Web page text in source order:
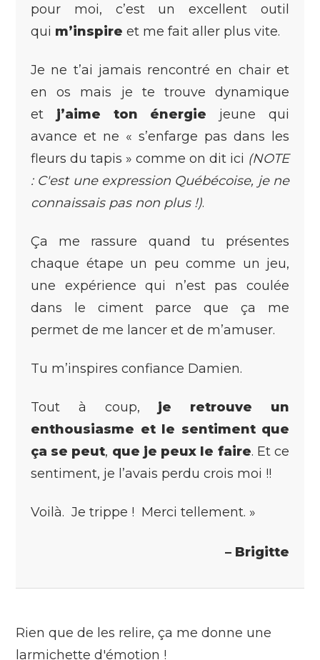
pour moi, c’est un excellent outil
qui m’inspire et me fait aller plus vite.
Je ne t’ai jamais rencontré en chair et
en os mais je te trouve dynamique
et j’aime ton énergie jeune qui
avance et ne « s’enfarge pas dans les
fleurs du tapis » comme on dit ici (NOTE
: C'est une expression Québécoise, je ne
connaissais pas non plus !).
Ça me rassure quand tu présentes
chaque étape un peu comme un jeu,
une expérience qui n’est pas coulée
dans le ciment parce que ça me
permet de me lancer et de m’amuser.
Tu m’inspires confiance Damien.
Tout à coup, je retrouve un
enthousiasme et le sentiment que
ça se peut, que je peux le faire. Et ce
sentiment, je l’avais perdu crois moi !!
Voilà. Je trippe ! Merci tellement. »
– Brigitte
Rien que de les relire, ça me donne une
larmichette d'émotion !